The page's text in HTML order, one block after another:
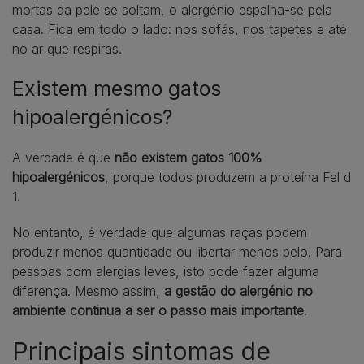
mortas da pele se soltam, o alergénio espalha-se pela
casa. Fica em todo o lado: nos sofás, nos tapetes e até
no ar que respiras.
Existem mesmo gatos
hipoalergénicos?
A verdade é que não existem gatos 100%
hipoalergénicos , porque todos produzem a proteína Fel d
1.
No entanto, é verdade que algumas raças podem
produzir menos quantidade ou libertar menos pelo. Para
pessoas com alergias leves, isto pode fazer alguma
diferença. Mesmo assim, a gestão do alergénio no
ambiente continua a ser o passo mais importante.
Principais sintomas de